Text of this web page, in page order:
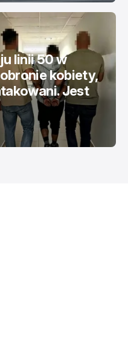
linii 50 w
kobiety,
Jest